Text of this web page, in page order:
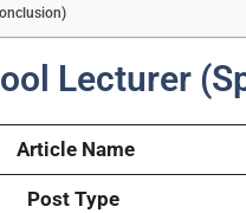
Lecturer
Article Name
Post Type